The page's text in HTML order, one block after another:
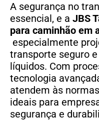
A segurança no
essencial, e a JBS
para caminhão em
especialmente
transporte seguro
líquidos. Com
tecnologia
atendem às
ideais para
segurança e